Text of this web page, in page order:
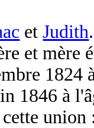
etJudith.
et mère
1824
1846 à
cette union